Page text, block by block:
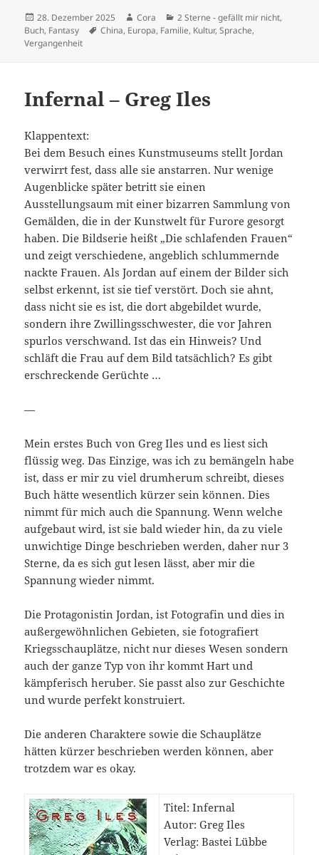
Veröffentlicht
am
28. Dezember 2025 Autor
Cora Kategorien
2 Sterne - gefällt mir nicht,
Buch, Fantasy Schlagwörter
China, Europa, Familie, Kultur,Sprache,
Vergangenheit
Infernal – Greg Iles
Klappentext:
Bei dem Besuch eines Kunstmuseums stellt Jordan
verwirrt fest, dass alle sie anstarren. Nur wenige
Augenblicke später betritt sie einen
Ausstellungsaum mit einer bizarren Sammlung von
Gemälden, die in der Kunstwelt für Furore gesorgt
haben. Die Bildserie heißt „Die schlafenden Frauen“
und zeigt verschiedene, angeblich schlummernde
nackte Frauen. Als Jordan auf einem der Bilder sich
selbst erkennt, ist sie tief verstört. Doch sie ahnt,
dass nicht sie es ist, die dort abgebildet wurde,
sondern ihre Zwillingsschwester, die vor Jahren
spurlos verschwand. Ist das ein Hinweis? Und
schläft die Frau auf dem Bild tatsächlich? Es gibt
erschreckende Gerüchte …
—
Mein erstes Buch von Greg Iles und es liest sich
flüssig weg. Das Einzige, was ich zu bemängeln habe
ist, dass er mir zu viel drumherum schreibt, dieses
Buch hätte wesentlich kürzer sein können. Dies
nimmt für mich auch die Spannung. Wenn welche
aufgebaut wird, ist sie bald wieder hin, da zu viele
unwichtige Dinge beschrieben werden, daher nur 3
Sterne, da es sich gut lesen lässt, aber mir die
Spannung wieder nimmt.
Die Protagonistin Jordan, ist Fotografin und dies in
außergewöhnlichen Gebieten, sie fotografiert
Kriegsschauplätze, nicht nur dieses Wesen sondern
auch der ganze Typ von ihr kommt Hart und
kämpferisch heruber. Sie passt also zur Geschichte
und wurde perfekt konstruiert.
Die anderen Charaktere sowie die Schauplätze
hätten kürzer beschrieben werden können, aber
trotzdem war es okay.
Titel: Infernal
Autor: Greg Iles
Verlag: Bastei Lübbe